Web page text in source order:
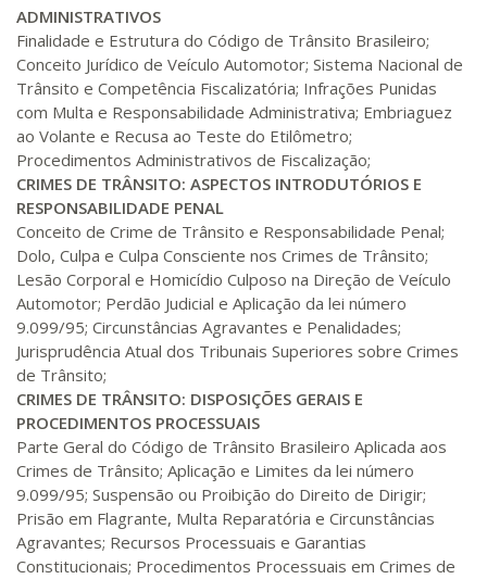
340 H 43dias 120dias
R$ 1.685,33
Matricular
360 H 45 dias 120dias
Matricular
380 H 48dias 150dias
Matricular
400 H 50 dias dias
R$ 1.982,74
Matricular
420 H 53dias 150dias
440 H 55dias 150dias
R$ 2.240,16
Matricular
ADMINISTRATIVOS
Finalidade e Estrutura do Código de Trânsito Brasileiro;
Conceito Jurídico de Veículo Automotor; Sistema Nacional de
Trânsito e Competência Fiscalizatória; Infrações Punidas
com Multa e Responsabilidade Administrativa; Embriaguez
ao Volante e Recusa ao Teste do Etilômetro;
Procedimentos Administrativos de Fiscalização;
CRIMES DE TRÂNSITO: ASPECTOS INTRODUTÓRIOS E
RESPONSABILIDADE PENAL
Conceito de Crime de Trânsito e Responsabilidade Penal;
Dolo, Culpa e Culpa Consciente nos Crimes de Trânsito;
Lesão Corporal e Homicídio Culposo na Direção de Veículo
Automotor; Perdão Judicial e Aplicação da lei número
9.099/95; Circunstâncias Agravantes e Penalidades;
Jurisprudência Atual dos Tribunais Superiores sobre Crimes
de Trânsito;
CRIMES DE TRÂNSITO: DISPOSIÇÕES GERAIS E
PROCEDIMENTOS PROCESSUAIS
Parte Geral do Código de Trânsito Brasileiro Aplicada aos
Crimes de Trânsito; Aplicação e Limites da lei número
9.099/95; Suspensão ou Proibição do Direito de Dirigir;
Prisão em Flagrante, Multa Reparatória e Circunstâncias
Agravantes; Recursos Processuais e Garantias
Constitucionais; Procedimentos Processuais em Crimes de